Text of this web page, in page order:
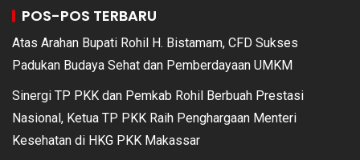
POS-POS TERBARU
Atas Arahan Bupati Rohil H. Bistamam, CFD Sukses
Padukan Budaya Sehat dan Pemberdayaan UMKM
Sinergi TP PKK dan Pemkab Rohil Berbuah Prestasi
Nasional, Ketua TP PKK Raih Penghargaan Menteri
Kesehatan di HKG PKK Makassar